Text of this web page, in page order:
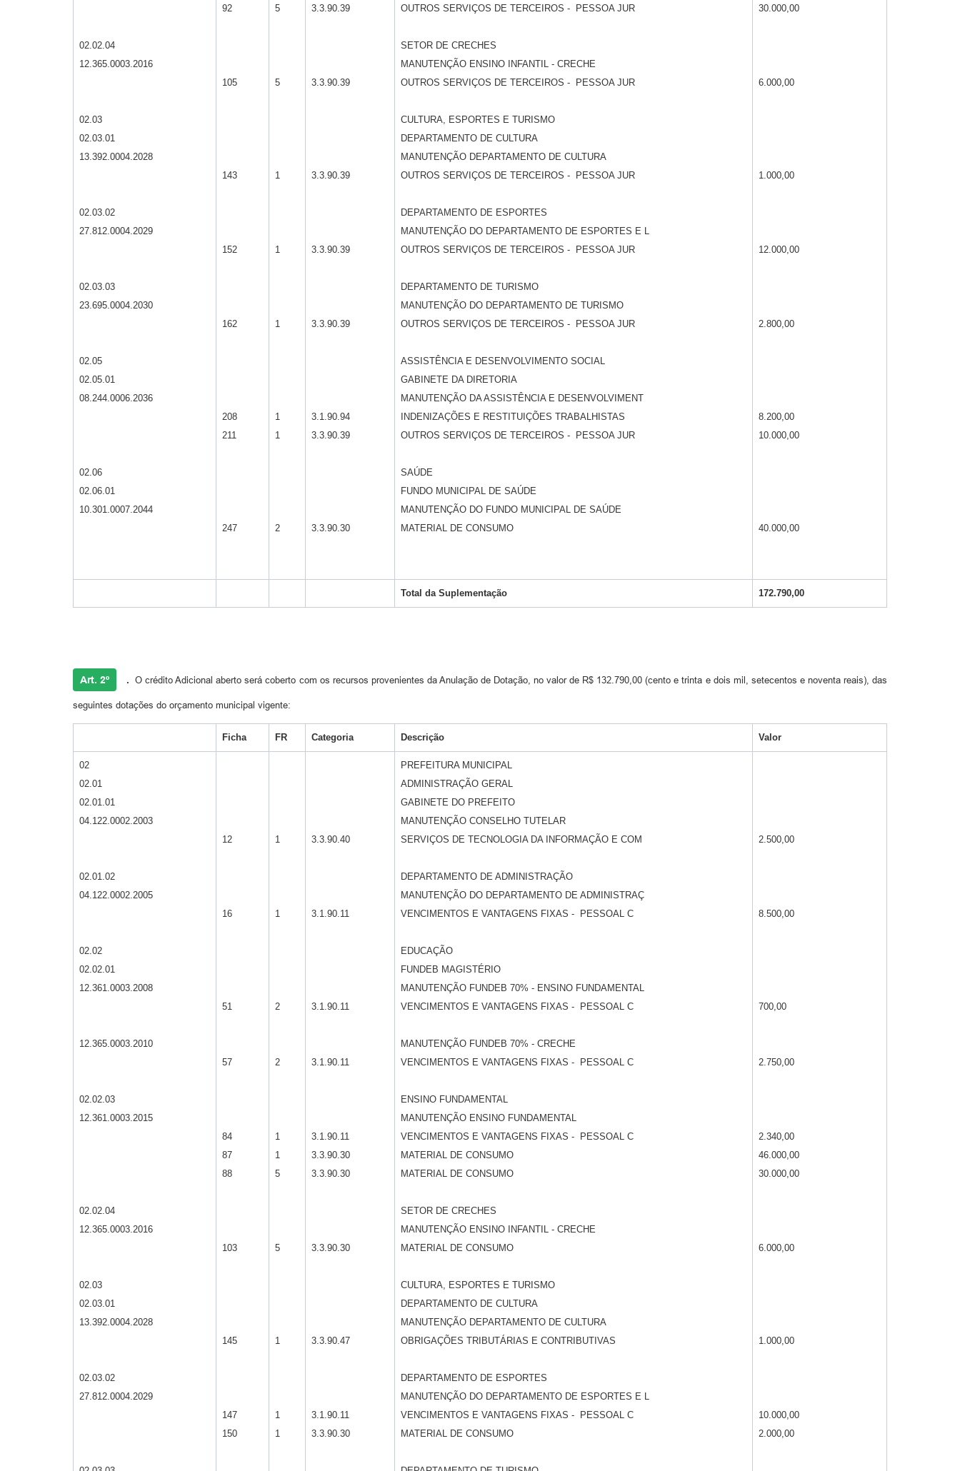
02.02.04
12.365.0003.2016
02.03
02.03.01
13.392.0004.2028
02.03.02
27.812.0004.2029
02.03.03
23.695.0004.2030
02.05
02.05.01
08.244.0006.2036
02.06
02.06.01
10.301.0007.2044
92
105
143
152
162
208
211
247
5
5
1
1
1
1
1
2
3.3.90.39
3.3.90.39
3.3.90.39
3.3.90.39
3.3.90.39
3.1.90.94
3.3.90.39
3.3.90.30
OUTROS SERVIÇOS DE TERCEIROS - PESSOA JUR
SETOR DE CRECHES
MANUTENÇÃO ENSINO INFANTIL - CRECHE
OUTROS SERVIÇOS DE TERCEIROS - PESSOA JUR
CULTURA, ESPORTES E TURISMO
DEPARTAMENTO DE CULTURA
MANUTENÇÃO DEPARTAMENTO DE CULTURA
OUTROS SERVIÇOS DE TERCEIROS - PESSOA JUR
DEPARTAMENTO DE ESPORTES
MANUTENÇÃO DO DEPARTAMENTO DE ESPORTES E L
OUTROS SERVIÇOS DE TERCEIROS - PESSOA JUR
DEPARTAMENTO DE TURISMO
MANUTENÇÃO DO DEPARTAMENTO DE TURISMO
OUTROS SERVIÇOS DE TERCEIROS - PESSOA JUR
ASSISTÊNCIA E DESENVOLVIMENTO SOCIAL
GABINETE DA DIRETORIA
MANUTENÇÃO DA ASSISTÊNCIA E DESENVOLVIMENT
INDENIZAÇÕES E RESTITUIÇÕES TRABALHISTAS
OUTROS SERVIÇOS DE TERCEIROS - PESSOA JUR
SAÚDE
FUNDO MUNICIPAL DE SAÚDE
MANUTENÇÃO DO FUNDO MUNICIPAL DE SAÚDE
MATERIAL DE CONSUMO
30.000,00
6.000,00
1.000,00
12.000,00
2.800,00
8.200,00
10.000,00
40.000,00
Total da Suplementação 172.790,00
Art. 2º .O crédito Adicional aberto será coberto com os recursos provenientes da Anulação de Dotação, no valor de R$ 132.790,00 (cento e trinta e dois mil, setecentos e noventa reais), das
seguintes dotações do orçamento municipal vigente:
Ficha FR Categoria Descrição Valor
02
02.01
02.01.01
04.122.0002.2003
02.01.02
04.122.0002.2005
02.02
02.02.01
12.361.0003.2008
12.365.0003.2010
02.02.03
12.361.0003.2015
02.02.04
12.365.0003.2016
02.03
02.03.01
13.392.0004.2028
02.03.02
27.812.0004.2029
12
16
51
57
84
87
88
103
145
147
150
1
1
2
2
1
1
5
5
1
1
1
3.3.90.40
3.1.90.11
3.1.90.11
3.1.90.11
3.1.90.11
3.3.90.30
3.3.90.30
3.3.90.30
3.3.90.47
3.1.90.11
3.3.90.30
PREFEITURA MUNICIPAL
ADMINISTRAÇÃO GERAL
GABINETE DO PREFEITO
MANUTENÇÃO CONSELHO TUTELAR
SERVIÇOS DE TECNOLOGIA DA INFORMAÇÃO E COM
DEPARTAMENTO DE ADMINISTRAÇÃO
MANUTENÇÃO DO DEPARTAMENTO DE ADMINISTRAÇ
VENCIMENTOS E VANTAGENS FIXAS - PESSOAL C
EDUCAÇÃO
FUNDEB MAGISTÉRIO
MANUTENÇÃO FUNDEB 70% - ENSINO FUNDAMENTAL
VENCIMENTOS E VANTAGENS FIXAS - PESSOAL C
MANUTENÇÃO FUNDEB 70% - CRECHE
VENCIMENTOS E VANTAGENS FIXAS - PESSOAL C
ENSINO FUNDAMENTAL
MANUTENÇÃO ENSINO FUNDAMENTAL
VENCIMENTOS E VANTAGENS FIXAS - PESSOAL C
MATERIAL DE CONSUMO
MATERIAL DE CONSUMO
SETOR DE CRECHES
MANUTENÇÃO ENSINO INFANTIL - CRECHE
MATERIAL DE CONSUMO
CULTURA, ESPORTES E TURISMO
DEPARTAMENTO DE CULTURA
MANUTENÇÃO DEPARTAMENTO DE CULTURA
OBRIGAÇÕES TRIBUTÁRIAS E CONTRIBUTIVAS
DEPARTAMENTO DE ESPORTES
MANUTENÇÃO DO DEPARTAMENTO DE ESPORTES E L
VENCIMENTOS E VANTAGENS FIXAS - PESSOAL C
MATERIAL DE CONSUMO
2.500,00
8.500,00
700,00
2.750,00
2.340,00
46.000,00
30.000,00
6.000,00
1.000,00
10.000,00
2.000,00